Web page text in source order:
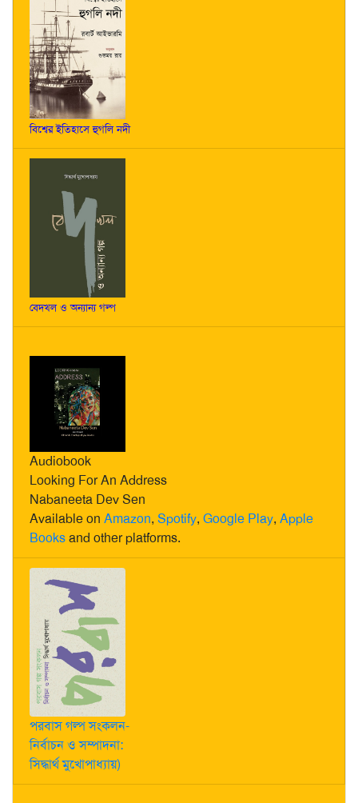
বিশ্বের ইতিহাসে হুগলি নদী
বেদখল ও অন্যান্য গল্প
Audiobook
Looking For An Address
Nabaneeta Dev Sen
Available on Amazon, Spotify, Google Play, Apple
Booksand other platforms.
পরবাস গল্প সংকলন-
নির্বাচন ও সম্পাদনা:
সিদ্ধার্থ মুখোপাধ্যায়)